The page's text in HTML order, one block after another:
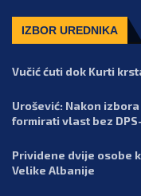
IZBOR UREDNIKA
Vučić ćuti dok Kurti
Urošević: Nakon
formirati vlast bez
Prividene dvije osobe
Velike Albanije